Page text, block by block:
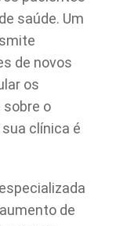
saúde. Um
de novos
os
o
clínica é
de